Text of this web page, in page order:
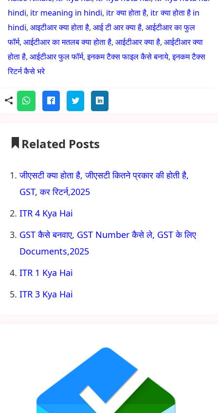
hindi, itr meaning in hindi, itr क्या होता है, itr क्या होता है in
hindi, आइटीआर क्या होता है, आई टी आर क्या है, आईटीआर का फुल
फॉर्म, आईटीआर का मतलब क्या होता है, आईटीआर क्या है, आईटीआर क्या
होता है, आईटीआर फुल फॉर्म,इनकम टैक्स फाइल कैसे बनाये,इनकम टैक्स
रिटर्न कैसे भरे
Related Posts
जीएसटी क्या होता है, जीएसटी कितने प्रकार की होती है,
GST, कर रिटर्न,2025
ITR 4 Kya Hai
GST कैसे बनवाए, GST Number कैसे ले, GST के लिए
Documents,2025
ITR 1 Kya Hai
ITR 3 Kya Hai